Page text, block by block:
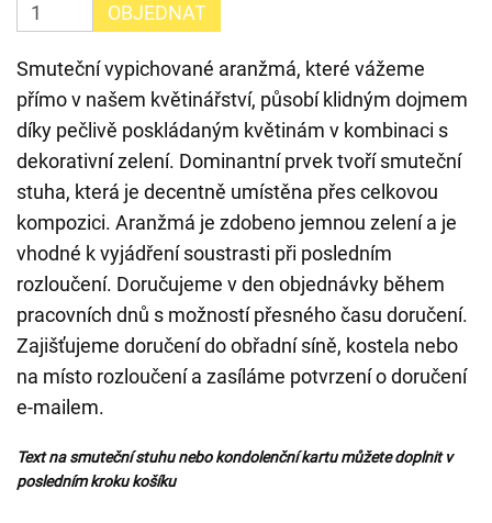
OBJEDNAT
Smuteční vypichované aranžmá, které vážeme
přímo v našem květinářství, působí klidným dojmem
díky pečlivě poskládaným květinám v kombinaci s
dekorativní zelení. Dominantní prvek tvoří smuteční
stuha, která je decentně umístěna přes celkovou
kompozici. Aranžmá je zdobeno jemnou zelení a je
vhodné k vyjádření soustrasti při posledním
rozloučení. Doručujeme v den objednávky během
pracovních dnů s možností přesného času doručení.
Zajišťujeme doručení do obřadní síně, kostela nebo
na místo rozloučení a zasíláme potvrzení o doručení
e-mailem.
Text na smuteční stuhu nebo kondolenční kartu můžete doplnit v
posledním kroku košíku